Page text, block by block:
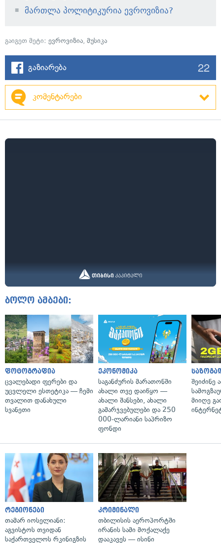
მართლა პოლიტიკურია ევროვიზია?
გაიგეთ მეტი: ევროვიზია, მუსიკა
გაზიარება 22
კომენტარები
ბოლო ამბები:
ფოტოგრაფია
ცვალებადი ფერები და
უცვლელი ესთეტიკა — ჩემი
თვალით დანახული
სვანეთი
ეკონომიკა
საგანძურის მარათონში
ახალი თვე დაიწყო —
ახალი შანსები, ახალი
გამარჯვებულები და 250
000-ლარიანი საპრიზო
ფონდი
შეიძინე
მიიღე
რეგიონები
თამარ იოსელიანი:
აგვისტოს თვიდან
საქართველოს რკინიგზის
კრიმინალი
თბილისის აეროპორტში
ირანის სამი მოქალაქე
დააკავეს — ისინი